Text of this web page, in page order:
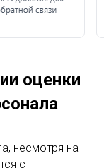
оценки
несмотря на
с